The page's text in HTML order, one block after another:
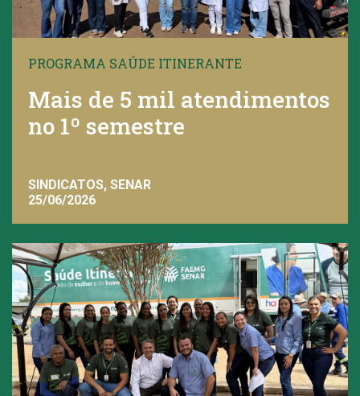
PROGRAMA SAÚDE ITINERANTE
Mais de 5 mil atendimentos
no 1º semestre
SINDICATOS, SENAR
25/06/2026